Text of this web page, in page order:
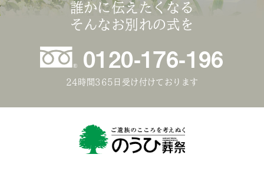
誰かに伝えたくなる
そんなお別れの式を
0120-176-196
24時間365日受け付けております